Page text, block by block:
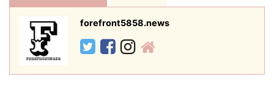
forefront5858.news